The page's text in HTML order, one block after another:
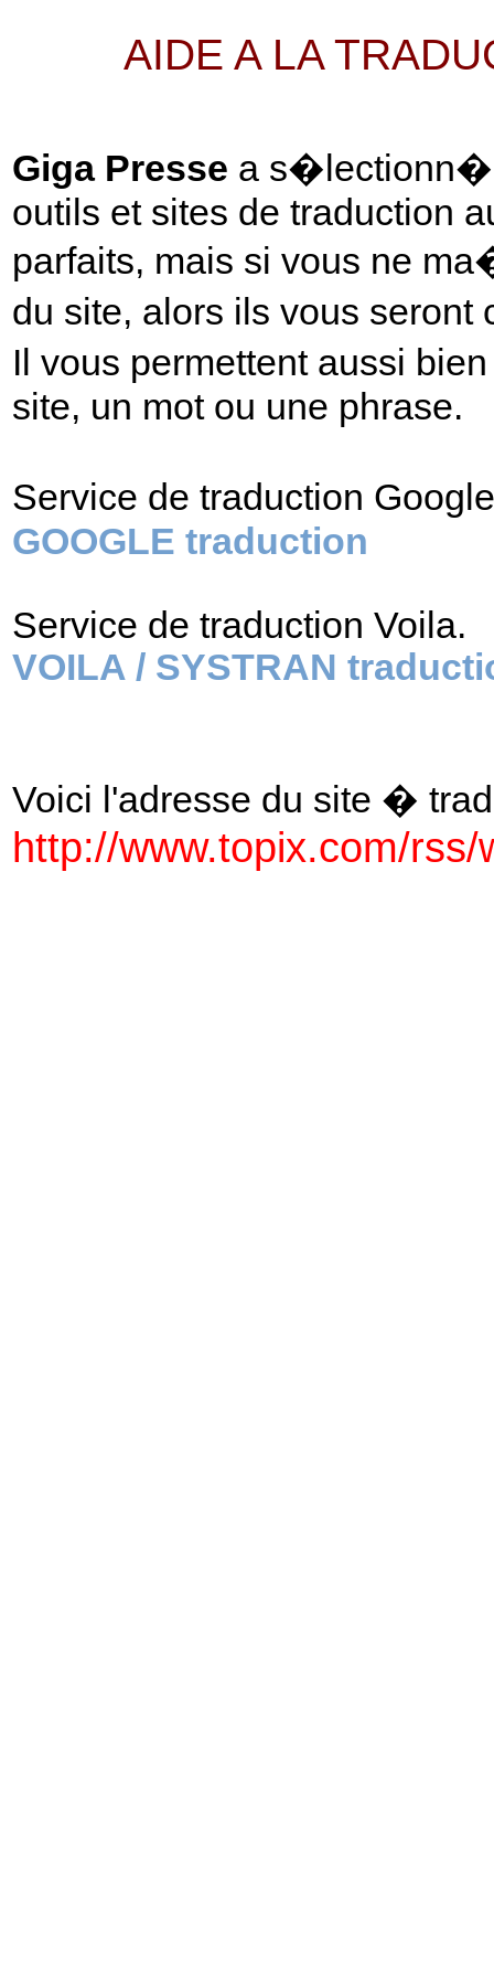
AIDE A LA
Giga Presse a s�lectionn�
outils et sites de traduction
parfaits, mais si vous ne
du site, alors ils vous
Il vous permettent aussi
site, un mot ou une phrase.
Service de traduction
GOOGLE traduction
Service de traduction Voila.
VOILA / SYSTRAN
Voici l'adresse du site �
http://www.topix.com/